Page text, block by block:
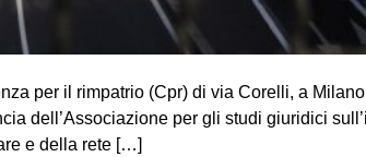
per il rimpatrio (Cpr) di via Corelli, a
dell’Associazione per gli studi giuridici
e della rete […]